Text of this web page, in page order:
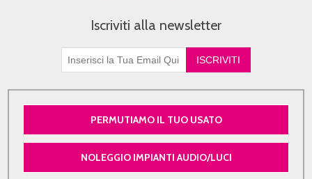
Iscriviti alla newsletter
PERMUTIAMO IL TUO USATO
NOLEGGIO IMPIANTI AUDIO/LUCI